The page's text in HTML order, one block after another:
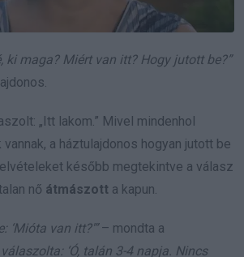
ki maga? Miért van itt? Hogy jutott be?”
„Itt lakom.” Mivel mindenhol
a háztulajdonos hogyan jutott be
később megtekintve a válasz
nő átmászott a kapun.
‘Mióta van itt?'”– mondta a
‘Ó, talán 3-4 napja. Nincs